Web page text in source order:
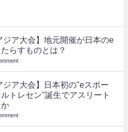
ジア大会】地元開催が日本のe
らすものとは？
ジア大会】日本初の"eスポー
トレセン"誕生でアスリート